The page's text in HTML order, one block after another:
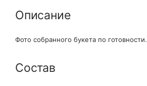
Описание
Фото собранного букета по готовности.
Состав